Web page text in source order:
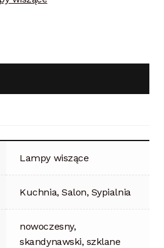
Lampy wiszące
Kuchnia, Salon, Sypialnia
nowoczesny,
skandynawski, szklane